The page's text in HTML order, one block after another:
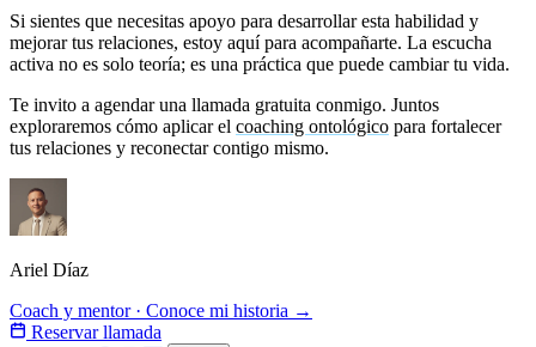
Si sientes que necesitas apoyo para desarrollar esta habilidad y
mejorar tus relaciones, estoy aquí para acompañarte. La escucha
activa no es solo teoría; es una práctica que puede cambiar tu vida.
Te invito a agendar una llamada gratuita conmigo. Juntos
exploraremos cómo aplicar el coaching ontológico para fortalecer
tus relaciones y reconectar contigo mismo.
Ariel Díaz
Coach y mentor · Conoce mi historia →
Reservar llamada